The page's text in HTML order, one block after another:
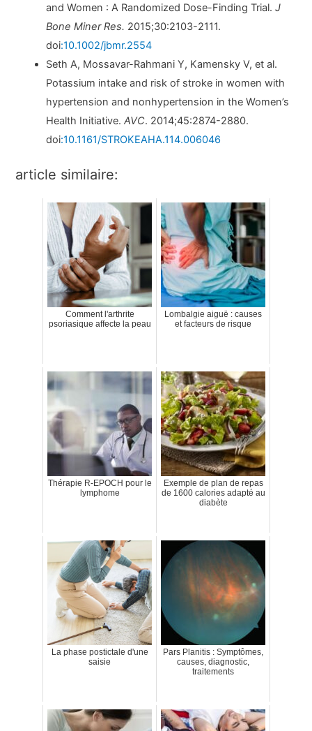
and Women : A Randomized Dose-Finding Trial. J
Bone Miner Res. 2015;30:2103-2111.
doi:10.1002/jbmr.2554
Seth A, Mossavar-Rahmani Y, Kamensky V, et al.
Potassium intake and risk of stroke in women with
hypertension and nonhypertension in the Women’s
Health Initiative.AVC. 2014;45:2874-2880.
doi:10.1161/STROKEAHA.114.006046
article similaire:
Comment l'arthrite
psoriasique affecte la peau
Lombalgie aiguë : causes
et facteurs de risque
Thérapie R-EPOCH pour le
lymphome
Exemple de plan de repas
de 1600 calories adapté au
diabète
La phase postictale d'une
saisie
Pars Planitis : Symptômes,
causes, diagnostic,
traitements